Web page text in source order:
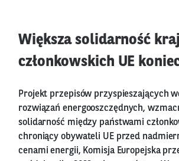
Większa solidarność
członkowskich UE
Projekt przepisów przyspieszających
rozwiązań energooszczędnych,
solidarność między państwami
chroniący obywateli UE przed
cenami energii, Komisja Europejska